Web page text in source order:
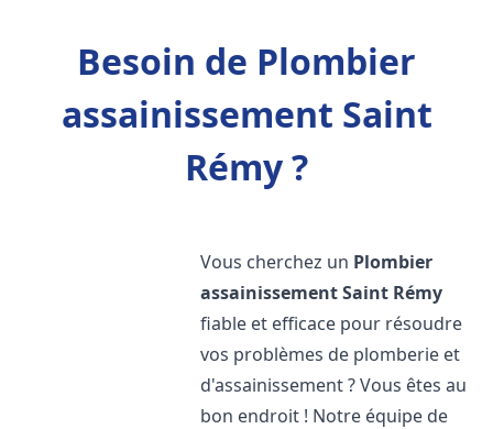
Besoin de Plombier
assainissement Saint
Rémy ?
Vous cherchez un Plombier
assainissementSaint Rémy
fiable et efficace pour résoudre
vos problèmes de plomberie et
d'assainissement ? Vous êtes au
bon endroit ! Notre équipe de